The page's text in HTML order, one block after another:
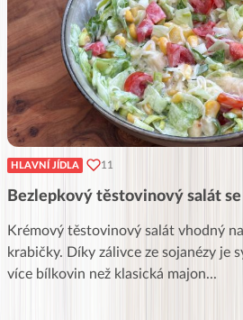
HLAVNÍ JÍDLA 11
Bezlepkový těstovinový salát
Krémový těstovinový salát vhodný
krabičky. Díky zálivce ze sojanézy je
více bílkovin než klasická majon...